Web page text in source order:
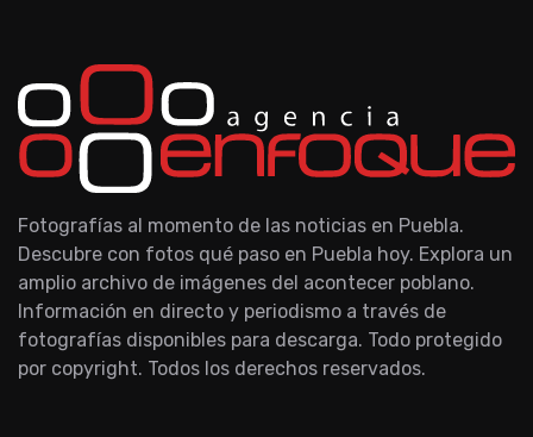
Fotografías al momento de las noticias en Puebla.
Descubre con fotos qué paso en Puebla hoy. Explora un
amplio archivo de imágenes del acontecer poblano.
Información en directo y periodismo a través de
fotografías disponibles para descarga. Todo protegido
por copyright. Todos los derechos reservados.